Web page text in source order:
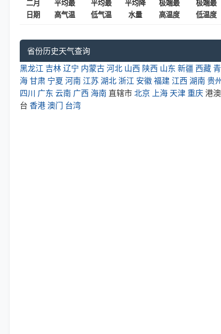
二月
日期
平均最
高气温
平均最
低气温
平均降
水量
极端最
高温度
极端最
低温度
省份历史天气查询
黑龙江 吉林辽宁 内蒙古河北 山西 陕西 山东 新疆 西藏 青
海甘肃 宁夏 河南 江苏 湖北 浙江 安徽福建 江西 湖南 贵
四川 广东 云南 广西 海南 直辖市北京 上海 天津 重庆港澳
台 香港澳门 台湾